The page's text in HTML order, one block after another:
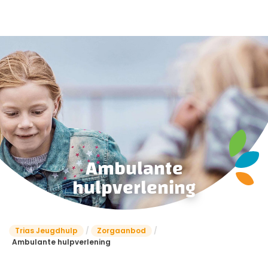
Ambulante
hulpverlening
Trias Jeugdhulp / Zorgaanbod
/
Ambulante hulpverlening